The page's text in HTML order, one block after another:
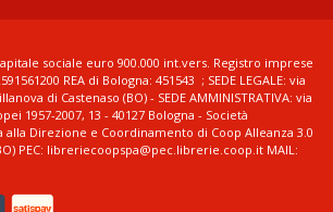
capitale sociale euro 900.000 int.vers. Registro imprese
REA di Bologna: 451543 ; SEDE LEGALE: via
di Castenaso (BO) - SEDE AMMINISTRATIVA: via
1957-2007, 13 - 40127 Bologna - Società
Direzione e Coordinamento di Coop Alleanza 3.0
PEC: libreriecoopspa@pec.librerie.coop.it MAIL: